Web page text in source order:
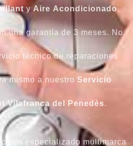
yAire Acondicionado
una garantía de 3 meses. No
técnico de reparaciones
mismo a nuestro Servicio
Vilafranca del Penedès.
especializado multimarca